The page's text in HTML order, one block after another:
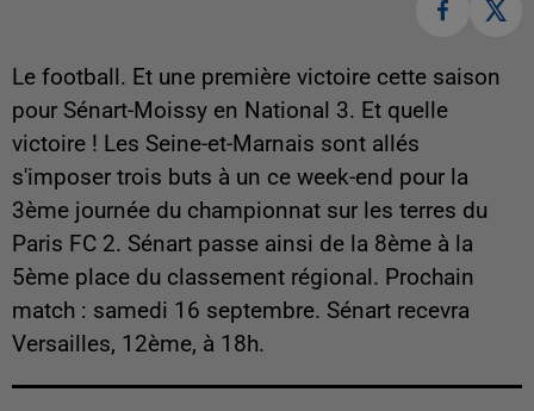
Le football. Et une première victoire cette saison
pour Sénart-Moissy en National 3. Et quelle
victoire ! Les Seine-et-Marnais sont allés
s'imposer trois buts à un ce week-end pour la
3ème journée du championnat sur les terres du
Paris FC 2. Sénart passe ainsi de la 8ème à la
5ème place du classement régional. Prochain
match : samedi 16 septembre. Sénart recevra
Versailles, 12ème, à 18h.